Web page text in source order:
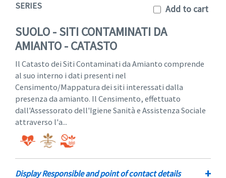
SERIES Add to cart
SUOLO - SITI CONTAMINATI DA
AMIANTO - CATASTO
Il Catasto dei Siti Contaminati da Amianto comprende
al suo interno i dati presenti nel
Censimento/Mappatura dei siti interessati dalla
presenza da amianto. Il Censimento, effettuato
dall'Assessorato dell'Igiene Sanità e Assistenza Sociale
attraverso l'a...
Display Responsible and point of contact details +